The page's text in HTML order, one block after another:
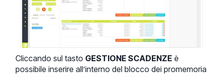
Cliccando sul tasto GESTIONE SCADENZE è
possibile inserire all’interno del blocco dei promemoria